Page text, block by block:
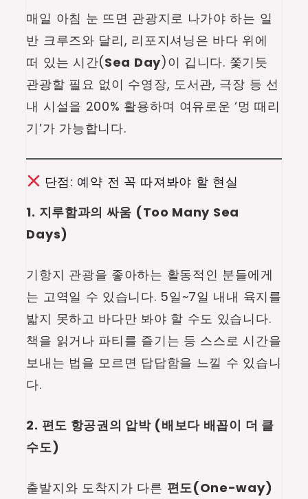
매일 아침 눈 뜨면 관광지로 나가야 하는 일
반 크루즈와 달리, 리포지셔닝은 바다 위에
떠 있는 시간(Sea Day)이 깁니다. 쫓기듯
관광할 필요 없이 수영장, 도서관, 극장 등 선
내 시설을 200% 활용하며 여유로운 ‘멍 때리
기’가 가능합니다.
단점: 예약 전 꼭 따져봐야 할 현실
1. 지루함과의 싸움 (Too Many Sea
Days)
기항지 관광을 좋아하는 활동적인 분들에게
는 고역일 수 있습니다. 5일~7일 내내 육지를
밟지 못하고 바다만 봐야 할 수도 있습니다.
책을 읽거나 파티를 즐기는 등 스스로 시간을
보내는 법을 모르면 답답함을 느낄 수 있습니
다.
2. 편도 항공권의 압박 (배보다 배꼽이 더 클
수도)
출발지와 도착지가 다른 편도(One-way)